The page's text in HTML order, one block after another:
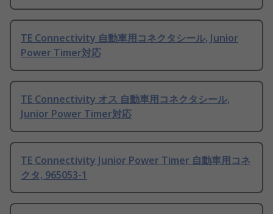
TE Connectivity 自動車用コネクタシール, Junior
Power Timer対応
TE Connectivity オス 自動車用コネクタシール,
Junior Power Timer対応
TE Connectivity Junior Power Timer 自動車用コネ
クタ, 965053-1